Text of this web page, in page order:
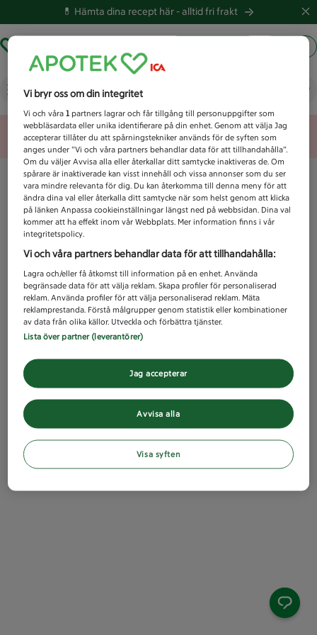
💊 Hämta dina recept här -alltid fri frakt
Vad letar du efter idag?
Unknown error
Vi bryr oss om din integritet
Vi och våra1 partners lagrar och får tillgång till personuppgifter som
webbläsardata eller unika identifierare på din enhet. Genom att välja Jag
accepterar tillåter du att spårningstekniker används för de syften som
anges under ”Vi och våra partners behandlar data för att tillhandahålla”.
Om du väljer Avvisa alla eller återkallar ditt samtycke inaktiveras de. Om
spårare är inaktiverade kan visst innehåll och vissa annonser som du ser
vara mindre relevanta för dig. Du kan återkomma till denna meny för att
ändra dina val eller återkalla ditt samtycke när som helst genom att klicka
på länken Anpassa cookieinställningar längst ned på webbsidan. Dina val
kommer att ha effekt inom vår Webbplats. Mer information finns i vår
integritetspolicy.
Vi och våra partners behandlar data för att tillhandahålla:
Lagra och/eller få åtkomst till information på en enhet. Använda
begränsade data för att välja reklam. Skapa profiler för personaliserad
reklam. Använda profiler för att välja personaliserad reklam. Mäta
reklamprestanda. Förstå målgrupper genom statistik eller kombinationer
av data från olika källor. Utveckla och förbättra tjänster.
Lista över partner (leverantörer)
Avvisa alla
Jag accepterar
Visa syften